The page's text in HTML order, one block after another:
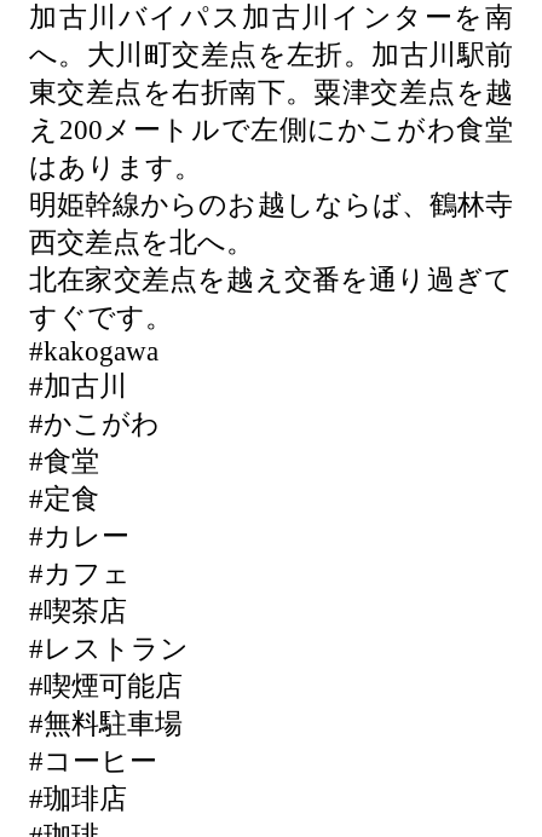
加古川バイパス加古川インターを南
へ。大川町交差点を左折。加古川駅前
東交差点を右折南下。粟津交差点を越
え200メートルで左側にかこがわ食堂
はあります。
明姫幹線からのお越しならば、鶴林寺
西交差点を北へ。
北在家交差点を越え交番を通り過ぎて
すぐです。
#kakogawa
#加古川
#かこがわ
#食堂
#定食
#カレー
#カフェ
#喫茶店
#レストラン
#喫煙可能店
#無料駐車場
#コーヒー
#珈琲店